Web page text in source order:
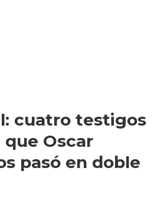
cuatro testigos
Oscar
pasó en doble